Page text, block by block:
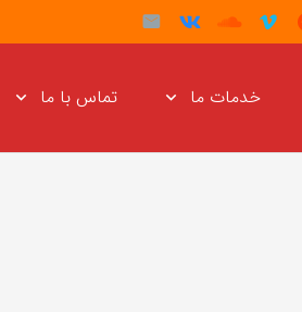
خدمات ما تماس با ما